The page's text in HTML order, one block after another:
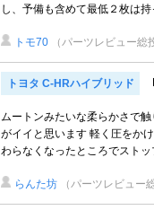
し、予備も含めて最低２枚は持
トモ70 （パーツレビュー総
トヨタ C-HRハイブリッド
ムートンみたいな柔らかさで
がイイと思います 軽く圧をか
わらなくなったところでストッ
らんた坊 （パーツレビュー